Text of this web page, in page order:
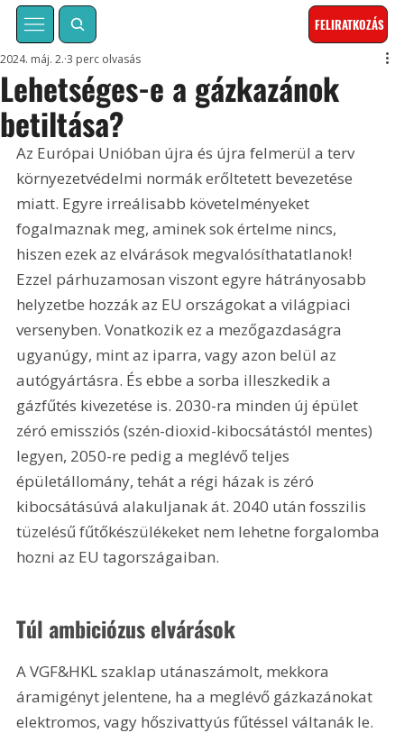
FELIRATKOZÁS
Lehetséges-e a gázkazánok
betiltása?
2024. máj. 2. 3 perc olvasás
Az Európai Unióban újra és újra felmerül a terv
környezetvédelmi normák erőltetett bevezetése
miatt. Egyre irreálisabb követelményeket
fogalmaznak meg, aminek sok értelme nincs,
hiszen ezek az elvárások megvalósíthatatlanok!
Ezzel párhuzamosan viszont egyre hátrányosabb
helyzetbe hozzák az EU országokat a világpiaci
versenyben. Vonatkozik ez a mezőgazdaságra
ugyanúgy, mint az iparra, vagy azon belül az
autógyártásra. És ebbe a sorba illeszkedik a
gázfűtés kivezetése is. 2030-ra minden új épület
zéró emissziós (szén-dioxid-kibocsátástól mentes)
legyen, 2050-re pedig a meglévő teljes
épületállomány, tehát a régi házak is zéró
kibocsátásúvá alakuljanak át. 2040 után fosszilis
tüzelésű fűtőkészülékeket nem lehetne forgalomba
hozni az EU tagországaiban.
Túl ambiciózus elvárások
A VGF&HKL szaklap utánaszámolt, mekkora
áramigényt jelentene, ha a meglévő gázkazánokat
elektromos, vagy hőszivattyús fűtéssel váltanák le.